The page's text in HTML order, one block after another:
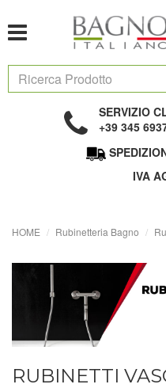
SERVIZIO
+39 345
IVA
HOME Rubinetteria Bagno
RUBINETTI